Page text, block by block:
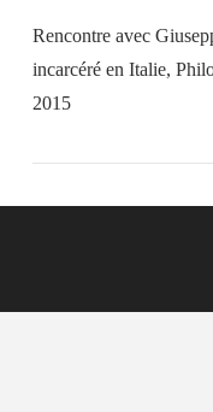
Rencontre avec
incarcéré en Italie,
2015